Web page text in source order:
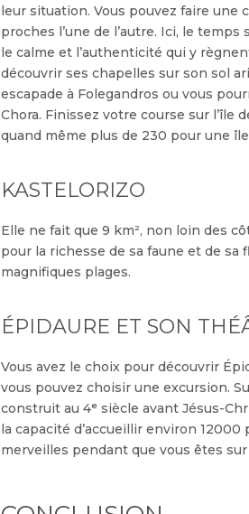
leur situation. Vous pouvez faire
proches l’une de l’autre. Ici, le
le calme et l’authenticité qui y
découvrir ses chapelles sur son sol
escapade à Folegandros ou vous
Chora. Finissez votre course sur l’île
quand même plus de 230 pour une île
KASTELORIZO
Elle ne fait que 9 km², non loin des
pour la richesse de sa faune et de
magnifiques plages.
ÉPIDAURE ET SON
Vous avez le choix pour découvrir
vous pouvez choisir une excursion.
construit au 4ᵉ siècle avant Jésus-
la capacité d’accueillir environ
merveilles pendant que vous êtes sur